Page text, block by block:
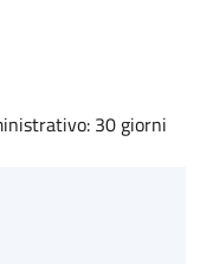
30 giorni